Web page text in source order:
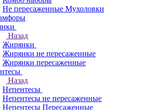
Не пересаженные Мухоловки
Назад
Жирянки
Жирянки не пересаженные
Жирянки пересаженные
Назад
Непентесы
Непентесы не пересаженные
Непентесы Пересаженные